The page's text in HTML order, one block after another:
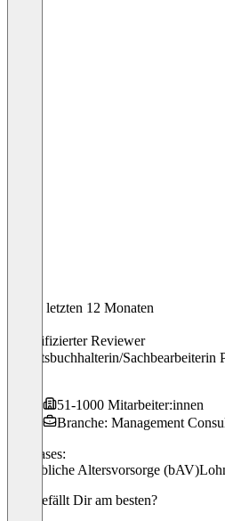
In den letzten 12 Monaten
Verifizierter Reviewer
Gehaltsbuchhalterin/Sachbearbeiterin
51-1000 Mitarbeiter:innen
Branche: Management
Use cases:
Betriebliche Altersvorsorge (bAV)
Was gefällt Dir am besten?